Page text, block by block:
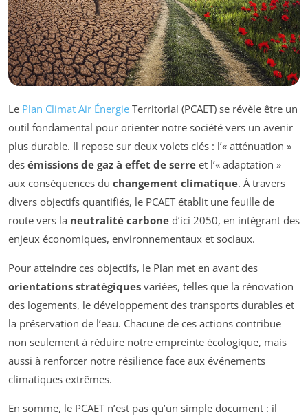
Le Plan Climat Air Énergie Territorial (PCAET) se révèle être un
outil fondamental pour orienter notre société vers un avenir
plus durable. Il repose sur deux volets clés : l’« atténuation »
des émissions de gaz à effet de serre et l’« adaptation »
aux conséquences du changement climatique. À travers
divers objectifs quantifiés, le PCAET établit une feuille de
route vers la neutralité carbone d’ici 2050, en intégrant des
enjeux économiques, environnementaux et sociaux.
Pour atteindre ces objectifs, le Plan met en avant des
orientations stratégiques variées, telles que la rénovation
des logements, le développement des transports durables et
la préservation de l’eau. Chacune de ces actions contribue
non seulement à réduire notre empreinte écologique, mais
aussi à renforcer notre résilience face aux événements
climatiques extrêmes.
En somme, le PCAET n’est pas qu’un simple document : il